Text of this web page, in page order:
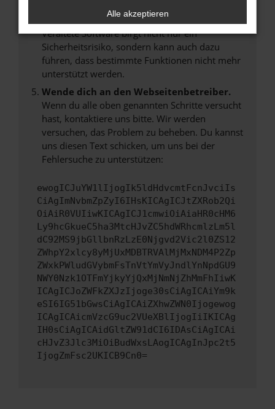
Veraltete Software birgt nicht nur ein
Sicherheitsrisiko, sondern kann auch dazu
führen, dass bestimmte Funktionen nicht mehr
unterstützt werden.
Wende dich an den Webseitenbetreiber.
Wenn du alle oben genannten Schritte versucht
hast, kontaktiere uns bitte. Wir werden
versuchen, das Problem zu beheben. Du kannst
uns diesen Text schicken, um uns bei der
Fehlersuche zu unterstützen:
ewogICJuYW1lIjogIk5ldHdvcmtFcnJvciIs
CiAgImNvbmZpZyI6IHsKICAgICJtZXRob2Qi
OiAiR0VUIiwKICAgICJ1cmwiOiAiaHR0cHM6
Ly9hcGkueC5ha3MtcHJvZC5hdWRhcmlzLm5l
dC92MS9jbGllbnRzLzE0Njgvd2Vic2l0ZS12
ZWhpY2xlcy8yMjUxMDBTRVAlMjMxNDM4P2Zp
ZWxkPWludGVybmFsTnVtYmVyJndlYnNpdGU9
NWY0Nzk1OTFmYjkyYjQxMjNmNjZhMmFhIiwK
ICAgICJoZWFkZXJzIjoge30sCiAgICAiYm9k
eSI6IG51bGwsCiAgICAiZXhwZWN0Ijogewog
ICAgICAicmVzcG9uc2VUeXBlIjogIiIKICAg
IH0sCiAgICAidGltZW91dCI6IDAsCiAgICAi
cHJvZ3Jlc3MiOiBudWxsLAogICAgInJpc2t5
IjogZmFsc2UKICB9Cn0=
Alle akzeptieren